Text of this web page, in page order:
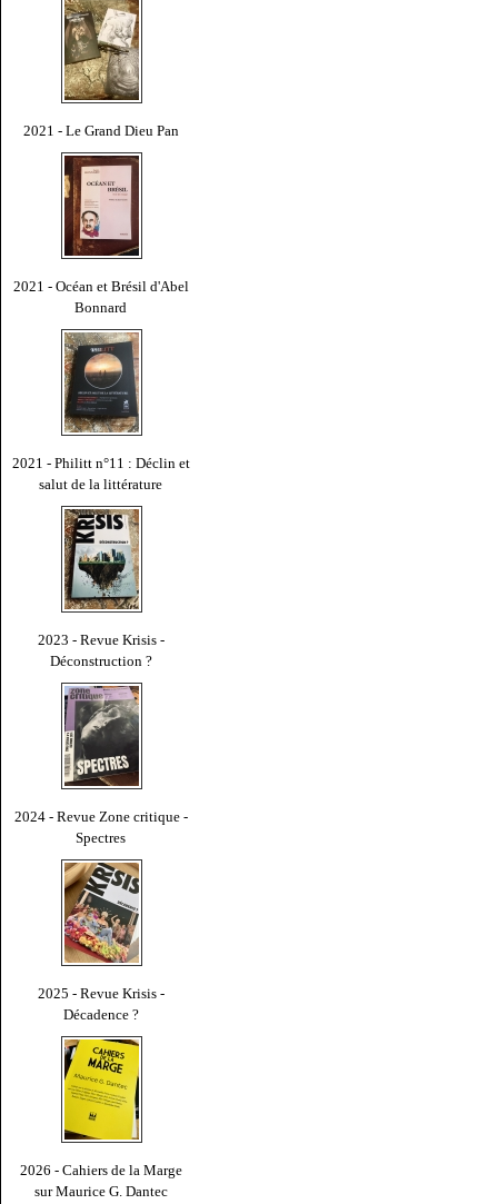
2021 - Le Grand Dieu Pan
2021 - Océan et Brésil d'Abel
Bonnard
2021 - Philitt n°11 : Déclin et
salut de la littérature
2023 - Revue Krisis -
Déconstruction ?
2024 - Revue Zone critique -
Spectres
2025 - Revue Krisis -
Décadence ?
2026 - Cahiers de la Marge
sur Maurice G. Dantec